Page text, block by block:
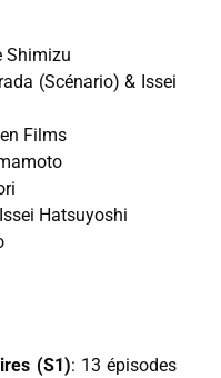
Shimizu
(Scénario) & Issei
Films
Hatsuyoshi
(S1): 13 épisodes